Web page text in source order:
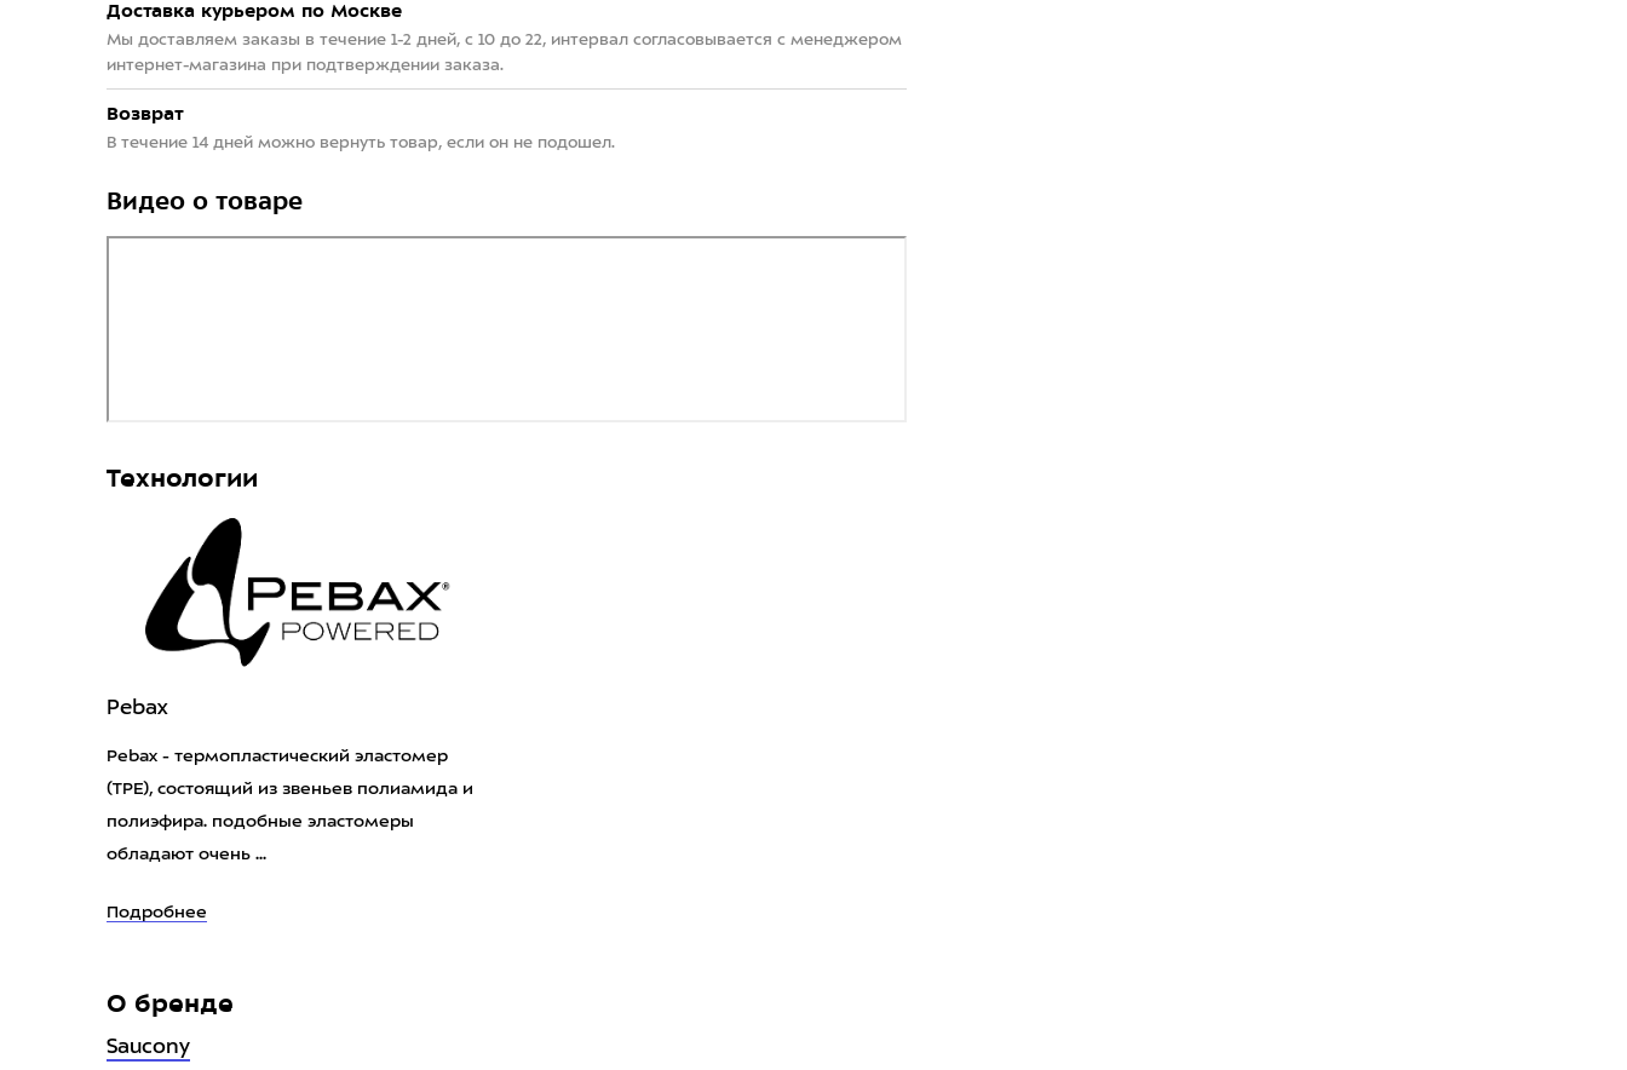
Доставка курьером по Москве
Мы доставляем заказы в течение 1-2 дней, с 10 до 22, интервал согласовывается с менеджером
интернет-магазина при подтверждении заказа.
Возврат
В течение 14 дней можно вернуть товар, если он не подошел.
Видео о товаре
Технологии
Pebax
Pebax - термопластический эластомер
(TPE), состоящий из звеньев полиамида и
полиэфира. подобные эластомеры
обладают очень ...
Подробнее
О бренде
Saucony